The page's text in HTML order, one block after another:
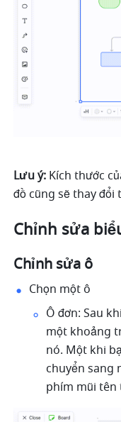
Lưu ý: Kích thước
đồ cũng sẽ thay đổi
Chỉnh sửa
Chỉnh sửa ô
Chọn một ô
Ô đơn: Sau
một khoảng
nó. Một khi
chuyển sang
phím mũi tên